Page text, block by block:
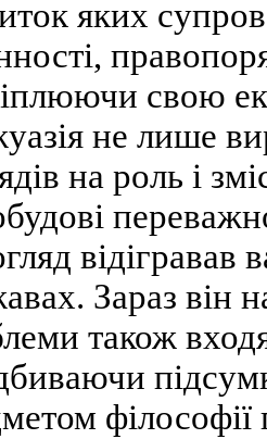
яких
свою
не лише
на роль і
Зараз він
також
філософії